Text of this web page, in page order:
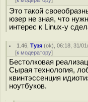
Это такой
юзер не зная, что
интерес к Linux-у
1.46 ,Тузя (ok), 06:18, 31/
[к модератору]
Бестолковая
Сырая технология,
квинтэссенция
ноутбуков.